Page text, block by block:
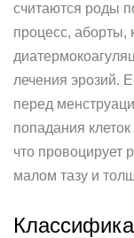
считаются роды
процесс, аборты,
лечения эрозий.
перед
попадания
что провоцирует
малом тазу и